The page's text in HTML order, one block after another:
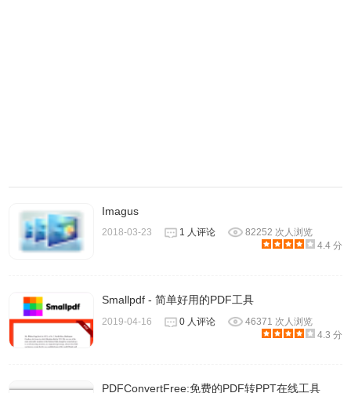
OCR文字识别，图片转PDF
福昕PDF高级编辑器安装方法
包。
Imagus
2018-03-23 1 人评论
82252 次人浏览
4.4 分
Smallpdf - 简单好用的PDF工具
2019-04-16 0 人评论
46371 次人浏览
4.3 分
PDFConvertFree:免费的PDF转PPT在线工具